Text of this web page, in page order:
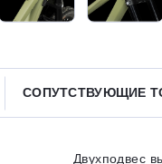
СОПУТСТВУЮЩИЕ
Двухподвес